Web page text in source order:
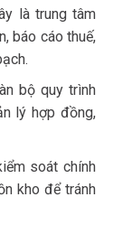
là trung tâm
báo cáo thuế,
bộ quy trình
lý hợp đồng,
soát chính
kho để tránh